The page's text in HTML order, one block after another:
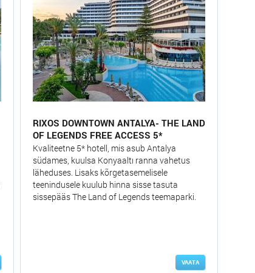
RIXOS DOWNTOWN ANTALYA- THE LAND
OF LEGENDS FREE ACCESS 5*
Kvaliteetne 5* hotell, mis asub Antalya
südames, kuulsa Konyaaltı ranna vahetus
läheduses. Lisaks kõrgetasemelisele
teenindusele kuulub hinna sisse tasuta
sissepääs The Land of Legends teemaparki.
VAATA